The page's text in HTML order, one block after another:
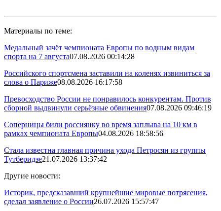
Материалы по теме:
Медальный зачёт чемпионата Европы по водным видам
спорта на 7 августа07.08.2026 00:14:28
Российского спортсмена заставили на коленях извиниться за
слова о Париже08.08.2026 16:17:58
Превосходство России не понравилось конкурентам. Против
сборной выдвинули серьёзные обвинения07.08.2026 09:46:19
Соперницы били россиянку во время заплыва на 10 км в
рамках чемпионата Европы04.08.2026 18:58:56
Стала известна главная причина ухода Петросян из группы
Тутберидзе21.07.2026 13:37:42
Другие новости:
Историк, предсказавший крупнейшие мировые потрясения,
сделал заявление о России26.07.2026 15:57:47